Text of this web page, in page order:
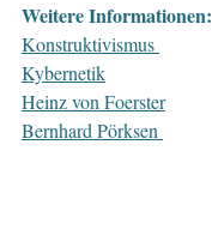
Weitere Informationen:
Konstruktivismus
Kybernetik
Heinz von Foerster
Bernhard Pörksen